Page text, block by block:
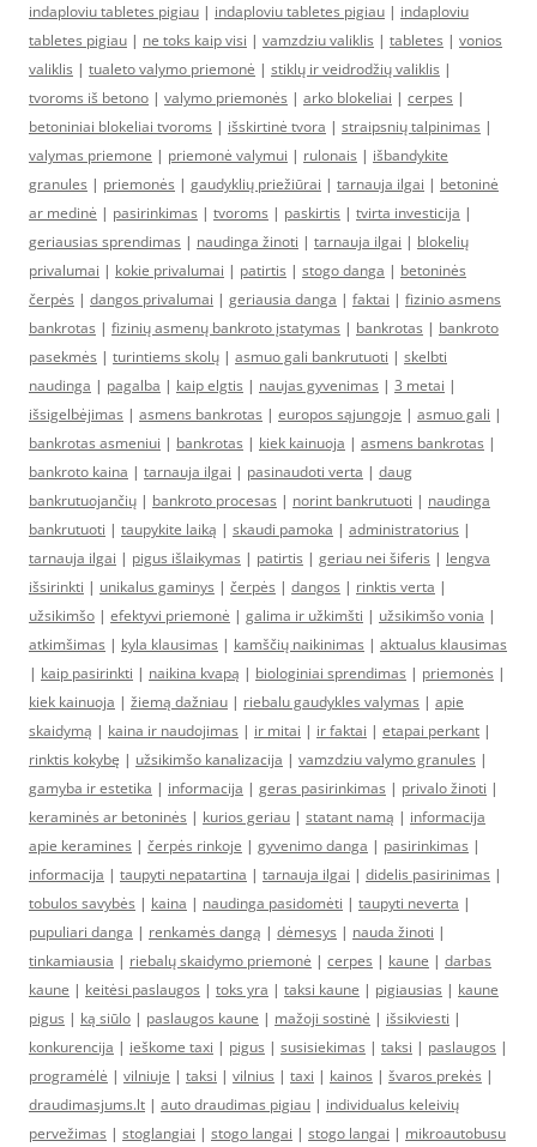
indaploviu tabletes pigiau | indaploviu tabletes pigiau | indaploviu
tabletes pigiau | ne toks kaip visi | vamzdziu valiklis | tabletes | vonios
valiklis | tualeto valymo priemonė | stiklų ir veidrodžių valiklis |
tvoroms iš betono | valymo priemonės | arko blokeliai | cerpes |
betoniniai blokeliai tvoroms | išskirtinė tvora | straipsnių talpinimas |
valymas priemone | priemonė valymui | rulonais | išbandykite
granules | priemonės | gaudyklių priežiūrai | tarnauja ilgai | betoninė
ar medinė | pasirinkimas | tvoroms | paskirtis | tvirta investicija |
geriausias sprendimas | naudinga žinoti | tarnauja ilgai | blokelių
privalumai | kokie privalumai | patirtis | stogo danga | betoninės
čerpės | dangos privalumai | geriausia danga | faktai | fizinio asmens
bankrotas | fizinių asmenų bankroto įstatymas | bankrotas | bankroto
pasekmės | turintiems skolų | asmuo gali bankrutuoti | skelbti
naudinga | pagalba | kaip elgtis | naujas gyvenimas | 3 metai |
išsigelbėjimas | asmens bankrotas | europos sąjungoje | asmuo gali |
bankrotas asmeniui | bankrotas | kiek kainuoja | asmens bankrotas |
bankroto kaina | tarnauja ilgai | pasinaudoti verta | daug
bankrutuojančių | bankroto procesas | norint bankrutuoti | naudinga
bankrutuoti | taupykite laiką | skaudi pamoka | administratorius |
tarnauja ilgai | pigus išlaikymas | patirtis | geriau nei šiferis | lengva
išsirinkti | unikalus gaminys | čerpės | dangos | rinktis verta |
užsikimšo | efektyvi priemonė | galima ir užkimšti | užsikimšo vonia |
atkimšimas | kyla klausimas | kamščių naikinimas | aktualus klausimas
| kaip pasirinkti | naikina kvapą | biologiniai sprendimas | priemonės |
kiek kainuoja | žiemą dažniau | riebalu gaudykles valymas | apie
skaidymą | kaina ir naudojimas | ir mitai | ir faktai | etapai perkant |
rinktis kokybę | užsikimšo kanalizacija | vamzdziu valymo granules |
gamyba ir estetika | informacija | geras pasirinkimas | privalo žinoti |
keraminės ar betoninės | kurios geriau | statant namą | informacija
apie keramines | čerpės rinkoje | gyvenimo danga | pasirinkimas |
informacija | taupyti nepatartina | tarnauja ilgai | didelis pasirinimas |
tobulos savybės | kaina | naudinga pasidomėti | taupyti neverta |
pupuliari danga | renkamės dangą | dėmesys | nauda žinoti |
tinkamiausia | riebalų skaidymo priemonė | cerpes | kaune | darbas
kaune | keitėsi paslaugos | toks yra | taksi kaune | pigiausias | kaune
pigus | ką siūlo | paslaugos kaune | mažoji sostinė | išsikviesti |
konkurencija | ieškome taxi | pigus | susisiekimas | taksi | paslaugos |
programėlė | vilniuje | taksi | vilnius | taxi | kainos | švaros prekės |
draudimasjums.lt | auto draudimas pigiau | individualus keleivių
pervežimas | stoglangiai | stogo langai | stogo langai | mikroautobusu